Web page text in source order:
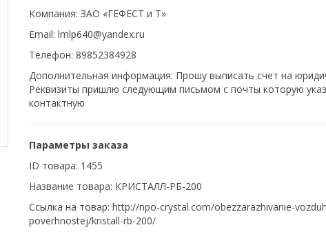
Компания: ЗАО «ГЕФЕСТ и Т»
Email: lmlp640@yandex.ru
Телефон: 89852384928
Дополнительная информация: Прошу выписать счет на
Реквизиты пришлю следующим письмом с почты которую
контактную
Параметры заказа
ID товара: 1455
Название товара: КРИСТАЛЛ-РБ-200
Ссылка на товар: http://npo-crystal.com/obezzarazhivanie-
poverhnostej/kristall-rb-200/